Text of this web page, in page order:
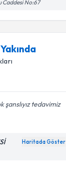
Caddesi No:67
şanslıyız tedavimiz
Haritada Göster